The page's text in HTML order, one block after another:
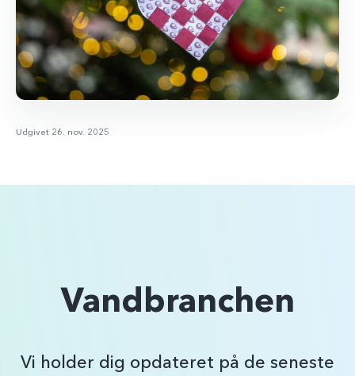
Udgivet 26. nov. 2025
Vandbranchen
Vi holder dig opdateret på de seneste